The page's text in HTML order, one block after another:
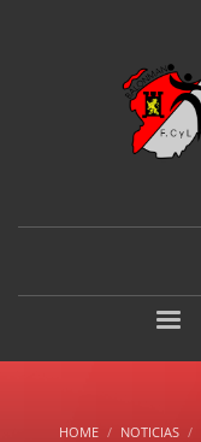
HOME NOTICIAS